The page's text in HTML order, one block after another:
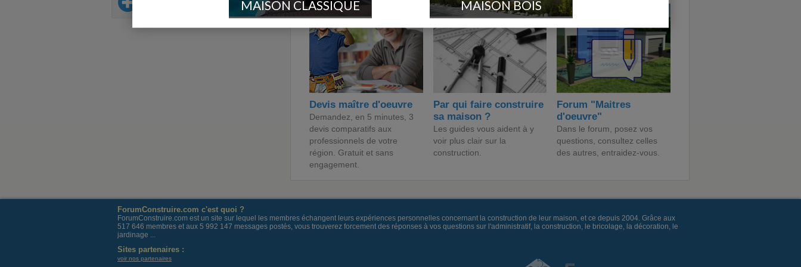
Devis maître d'oeuvre
Demandez, en 5 minutes, 3
devis comparatifs aux
professionnels de votre
région. Gratuit et sans
engagement.
Par qui faire construire
sa maison ?
Les guides vous aident à y
voir plus clair sur la
construction.
Forum "Maitres
d'oeuvre"
Dans le forum, posez vos
questions, consultez celles
des autres, entraidez-vous.
ForumConstruire.com c'est quoi ?
ForumConstruire.com est un site sur lequel les membres échangent leurs expériences personnelles concernant la construction de leur maison, et ce depuis 2004. Grâce aux
517 646 membres et aux 5 992 147 messages postés, vous trouverez forcement des réponses à vos questions sur l'administratif, la construction, le bricolage, la décoration, le
jardinage ...
Sites partenaires :
voir nos partenaires
MAISON CLASSIQUE MAISON BOIS